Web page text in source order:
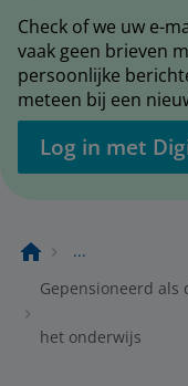
Check of we uw e-
vaak geen brieven
persoonlijke
meteen bij een
Log in met
...
Gepensioneerd als
het onderwijs